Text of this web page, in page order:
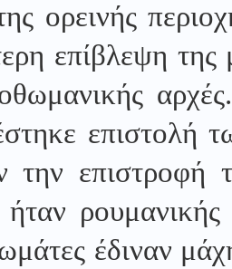
ορεινής
επίβλεψη
επιστολή
την επιστροφή
έδιναν